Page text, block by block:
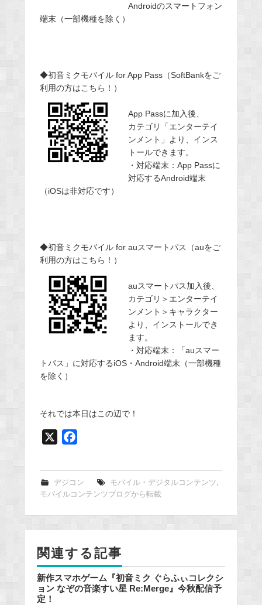
Androidのスマートフォン
端末（一部機種を除く）
◆初音ミクモバイル for App Pass（SoftBankをご
利用の方はこちら！）
App Passに加入後、
カテゴリ「エンターテイ
ンメント」より、インス
トールできます。
・対応端末：App Passに
対応するAndroid端末
（iOSは非対応です）
◆初音ミクモバイル for auスマートパス（auをご
利用の方はこちら！）
auスマートパス加入後、
カテゴリ＞エンターテイ
ンメント＞キャラクター
より、インストールでき
ます。
・対応端末：「auスマー
トパス」に対応するiOS・Android端末（一部機種
を除く）
それでは本日はこの辺で！
e
b
o
o
デジコン モバイル・デジタルコンテンツ,
モバイルコンテンツブログから転載
関連する記事
新作スマホゲーム『初音ミク ぐらふぃコレクシ
ョン なぞの音楽すい星 Re:Merge』今秋配信予
定！